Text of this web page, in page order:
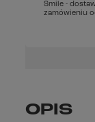
Smile -
zamówieniu
OPIS